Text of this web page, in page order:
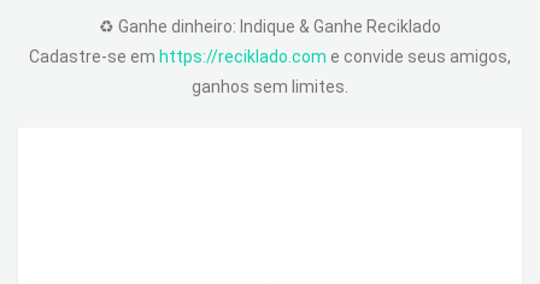
♻️ Ganhe dinheiro: Indique & Ganhe Reciklado
Cadastre-se em https://reciklado.com e convide seus amigos,
ganhos sem limites.